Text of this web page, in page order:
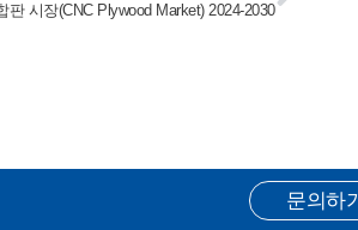
판 시장(CNC Plywood Market) 2024-2030
문의하기